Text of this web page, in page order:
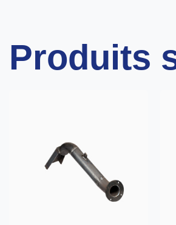
Produits